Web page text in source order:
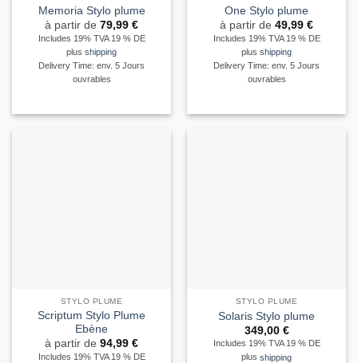
Memoria Stylo plume
à partir de 79,99 €
Includes 19% TVA 19 % DE
plus shipping
Delivery Time: env. 5 Jours
ouvrables
One Stylo plume
à partir de 49,99 €
Includes 19% TVA 19 % DE
plus shipping
Delivery Time: env. 5 Jours
ouvrables
STYLO PLUME
Scriptum Stylo Plume
Ebène
à partir de 94,99 €
Includes 19% TVA 19 % DE
STYLO PLUME
Solaris Stylo plume
349,00 €
Includes 19% TVA 19 % DE
plus shipping